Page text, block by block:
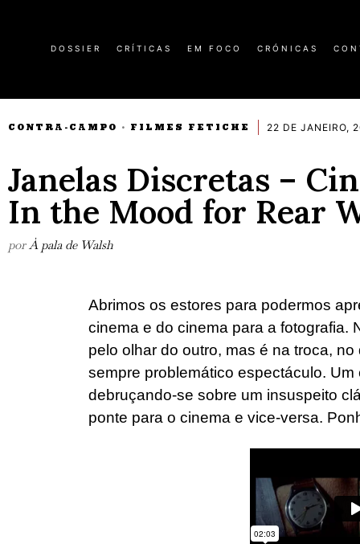
DOSSIER CRÍTICAS EM FOCO CRÓNICAS
CONTRA-CAMPO · FILMES FETICHE 22 DE JANEIRO,
Janelas Discretas –
In the Mood for Rear
por À pala de Walsh
Abrimos os estores para podermos
cinema e do cinema para a fotografia.
pelo olhar do outro, mas é na troca,
sempre problemático espectáculo.
debruçando-se sobre um insuspeito
ponte para o cinema e vice-versa.